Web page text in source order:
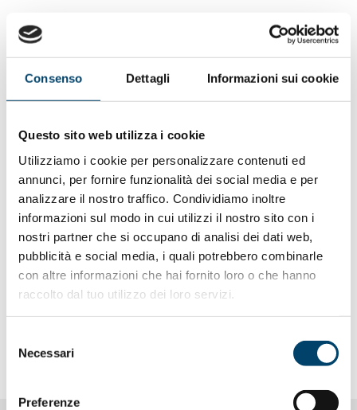
Consenso Dettagli Informazioni sui cookie
Questo sito web utilizza i cookie
Utilizziamo i cookie per personalizzare contenuti ed
annunci, per fornire funzionalità dei social media e per
analizzare il nostro traffico. Condividiamo inoltre
informazioni sul modo in cui utilizzi il nostro sito con i
nostri partner che si occupano di analisi dei dati web,
pubblicità e social media, i quali potrebbero combinarle
con altre informazioni che hai fornito loro o che hanno
raccolto dal tuo utilizzo dei loro servizi.
delNecessari
Preferenze
«È arrivato dunque il momento per avviare, anche nel
nostro Paese, un’importante iniziativa nazionale di
educazione e informazione sanitaria. Il modello vincente
è quello già intrapreso in Canada e Regno Unito dove
campagne simili hanno portato a risultati interessanti»
superficiali e sono caratterizzati da una prognosi
abbastanza favorevole» specifica Bracarda. «Gli altri
invece sono muscolo-infiltranti e arrivano a interessare
l’interno della parete vescicale: sono decisamente più
aggressivi e tendono a sviluppare metastasi viscerali,
epatiche, polmonari e anche ossee. I pazienti colpiti sono
soprattutto anziani e quindi possono presentare altre
patologie a livello cardiovascolare che rendono le cure
anti-cancro più difficili. Si tratta quindi di una patologia
DaDoctor 33